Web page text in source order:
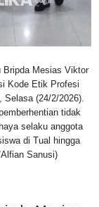
Bripda Mesias Viktor
Kode Etik Profesi
Selasa (24/2/2026).
tidak
selaku anggota
di Tual hingga
Sanusi)